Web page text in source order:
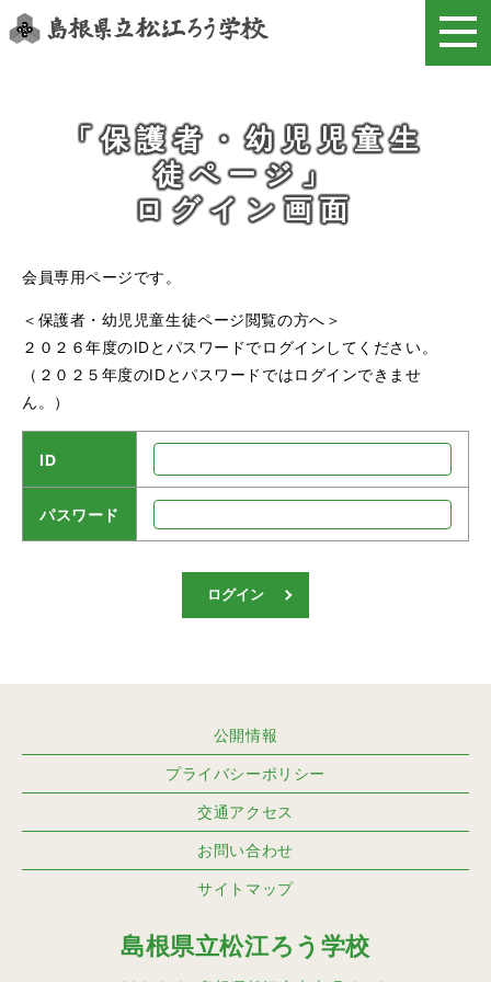
このページの本文へ
「保護者・幼児児童生
徒ページ」
ログイン画面
会員専用ページです。
＜保護者・幼児児童生徒ページ閲覧の方へ＞
２０２６年度のIDとパスワードでログインしてください。
（２０２５年度のIDとパスワードではログインできませ
ん。）
ID
パスワード
ログイン
公開情報
プライバシーポリシー
交通アクセス
お問い合わせ
サイトマップ
島根県立松江ろう学校